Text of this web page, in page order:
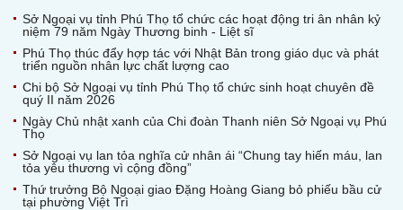
Sở Ngoại vụ tỉnh Phú Thọ tổ chức các hoạt động tri ân nhân kỷ
niệm 79 năm Ngày Thương binh - Liệt sĩ
Phú Thọ thúc đẩy hợp tác với Nhật Bản trong giáo dục và phát
triển nguồn nhân lực chất lượng cao
Chi bộ Sở Ngoại vụ tỉnh Phú Thọ tổ chức sinh hoạt chuyên đề
quý II năm 2026
Ngày Chủ nhật xanh của Chi đoàn Thanh niên Sở Ngoại vụ Phú
Thọ
Sở Ngoại vụ lan tỏa nghĩa cử nhân ái “Chung tay hiến máu, lan
tỏa yêu thương vì cộng đồng”
Thứ trưởng Bộ Ngoại giao Đặng Hoàng Giang bỏ phiếu bầu cử
tại phường Việt Trì